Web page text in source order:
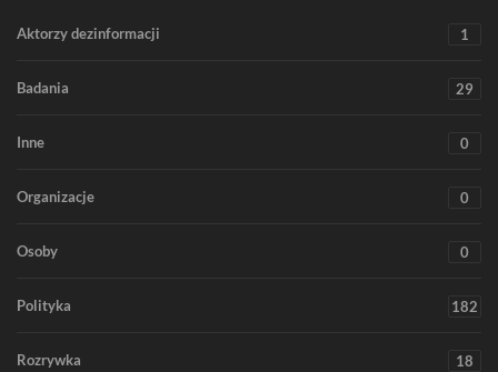
Aktorzy dezinformacji 1
Badania 29
Inne 0
Organizacje 0
Osoby 0
Polityka 182
Rozrywka 18